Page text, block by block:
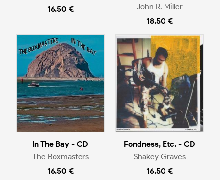
16.50 €
John R. Miller
18.50 €
In The Bay - CD
The Boxmasters
16.50 €
Fondness, Etc. - CD
Shakey Graves
16.50 €